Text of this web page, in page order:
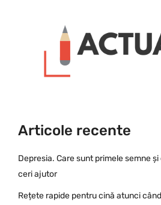
Articole recente
Depresia. Care sunt primele semne
ceri ajutor
Rețete rapide pentru cină atunci